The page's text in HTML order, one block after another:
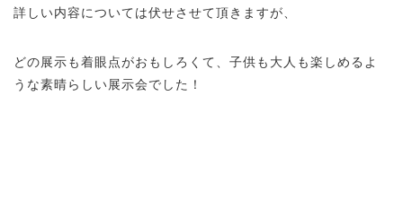
詳しい内容については伏せさせて頂きますが、
どの展示も着眼点がおもしろくて、子供も大人も楽しめるよ
うな素晴らしい展示会でした！